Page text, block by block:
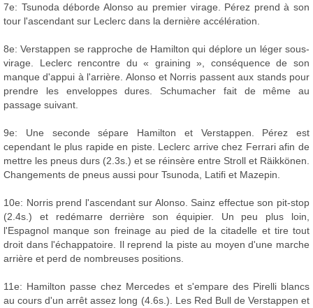
7e: Tsunoda déborde Alonso au premier virage. Pérez prend à son
tour l'ascendant sur Leclerc dans la dernière accélération.
8e: Verstappen se rapproche de Hamilton qui déplore un léger sous-
virage. Leclerc rencontre du « graining », conséquence de son
manque d'appui à l'arrière. Alonso et Norris passent aux stands pour
prendre les enveloppes dures. Schumacher fait de même au
passage suivant.
9e: Une seconde sépare Hamilton et Verstappen. Pérez est
cependant le plus rapide en piste. Leclerc arrive chez Ferrari afin de
mettre les pneus durs (2.3s.) et se réinsère entre Stroll et Räikkönen.
Changements de pneus aussi pour Tsunoda, Latifi et Mazepin.
10e: Norris prend l'ascendant sur Alonso. Sainz effectue son pit-stop
(2.4s.) et redémarre derrière son équipier. Un peu plus loin,
l'Espagnol manque son freinage au pied de la citadelle et tire tout
droit dans l'échappatoire. Il reprend la piste au moyen d'une marche
arrière et perd de nombreuses positions.
11e: Hamilton passe chez Mercedes et s'empare des Pirelli blancs
au cours d'un arrêt assez long (4.6s.). Les Red Bull de Verstappen et